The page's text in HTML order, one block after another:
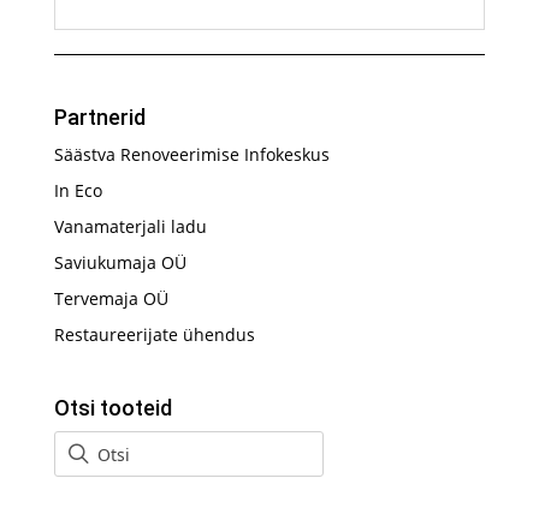
Partnerid
Säästva Renoveerimise Infokeskus
In Eco
Vanamaterjali ladu
Saviukumaja OÜ
Tervemaja OÜ
Restaureerijate ühendus
Otsi tooteid